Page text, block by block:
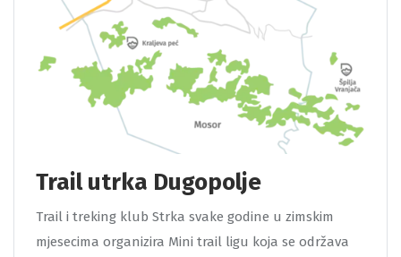
Trail utrka Dugopolje
Trail i treking klub Strka svake godine u zimskim
mjesecima organizira Mini trail ligu koja se održava